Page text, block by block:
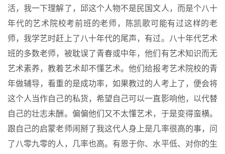
活，我一下理解了，邱这个人物不是民国文人，而是个八十
年代的艺术院校考前班的老师，陈凯歌可能有过这样的老
师，我学艺时赶上了八十年代的尾声，有过。八十年代艺术
班的多数老师，被耽误了青春或中年，他们有艺术知识而无
艺术素养，教着艺术却不懂艺术。他们给报考艺术院校的青
年做辅导，看重的是成功率，如果教过的人考上了，便会将
这个人当作自己的私货，希望自己可以一直影响他，以代替
自己的壮志未酬。偏偏他们又不太懂艺术，于是变得蛮横。
跟自己的启蒙老师闹掰了我这代人身上是几率很高的事，问
了八零九零的人，几率也高。有恩于你、水平低、对你的生